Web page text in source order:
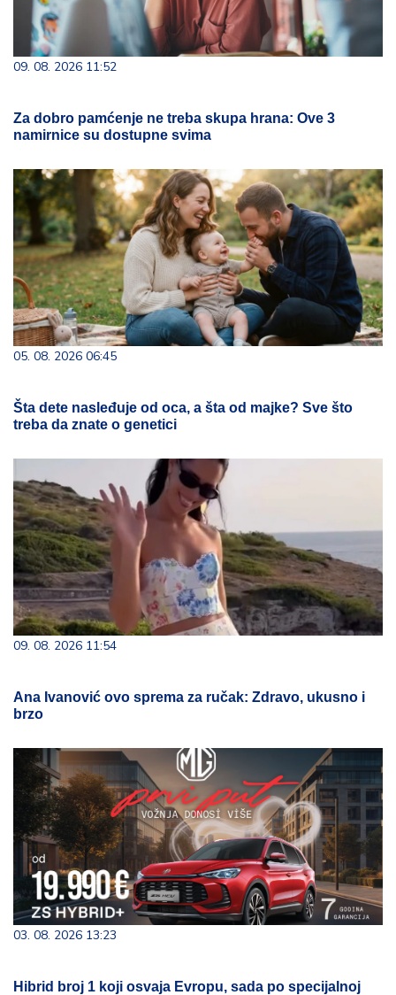
09. 08. 2026 11:52
Za dobro pamćenje ne treba skupa hrana: Ove 3
namirnice su dostupne svima
05. 08. 2026 06:45
Šta dete nasleđuje od oca, a šta od majke? Sve što
treba da znate o genetici
09. 08. 2026 11:54
Ana Ivanović ovo sprema za ručak: Zdravo, ukusno i
brzo
03. 08. 2026 13:23
Hibrid broj 1 koji osvaja Evropu, sada po specijalnoj